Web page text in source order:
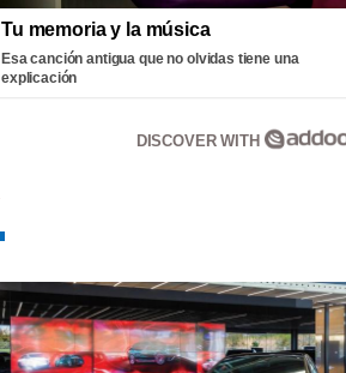
Tu memoria y la música
Esa canción antigua que no olvidas tiene una
explicación
DISCOVER WITH